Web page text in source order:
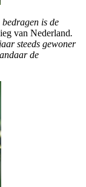
is de
van Nederland.
steeds gewoner
de